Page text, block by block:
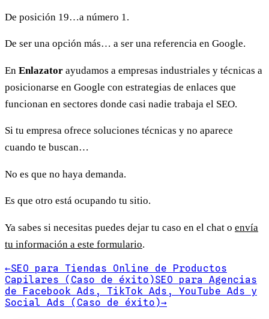
De posición 19…a número 1.
De ser una opción más… a ser una referencia en Google.
En Enlazator ayudamos a empresas industriales y técnicas a
posicionarse en Google con estrategias de enlaces que
funcionan en sectores donde casi nadie trabaja el SEO.
Si tu empresa ofrece soluciones técnicas y no aparece
cuando te buscan…
No es que no haya demanda.
Es que otro está ocupando tu sitio.
Ya sabes si necesitas puedes dejar tu caso en el chat o envía
tu información a este formulario.
←SEO para Tiendas Online de Productos
Capilares (Caso de éxito)SEO para Agencias
de Facebook Ads, TikTok Ads, YouTube Ads y
Social Ads (Caso de éxito)→